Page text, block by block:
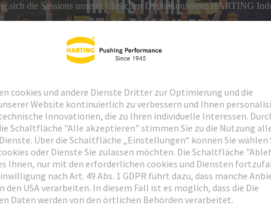
sich die Sessions unserer jährlichen Digitalkonferenz HARTING